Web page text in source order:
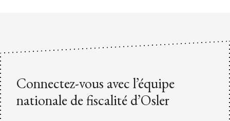
Connectez-vous avec l’équipe
nationale de fiscalité d’Osler